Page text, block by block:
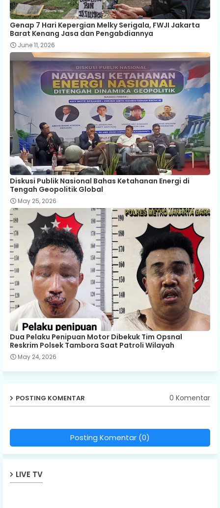
Genap 7 Hari Kepergian Melky Serigala, FWJI Jakarta
Barat Kenang Jasa dan Pengabdiannya
June 11, 2026
Diskusi Publik Nasional Bahas Ketahanan Energi di
Tengah Geopolitik Global
May 25, 2026
Dua Pelaku Penipuan Motor Dibekuk Tim Opsnal
Reskrim Polsek Tambora Saat Patroli Wilayah
May 24, 2026
POSTING KOMENTAR 0 Komentar
Posting Komentar (0)
LIVE TV